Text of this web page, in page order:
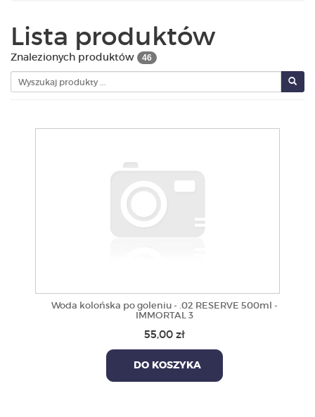
MĘŻCZYZNA
PRODUKTY
SZKOLENIA
KONTAKT
Lista produktów
Znalezionych produktów 46
Woda kolońska po goleniu - .02 RESERVE 500ml -
IMMORTAL 3
55,00 zł
DO KOSZYKA